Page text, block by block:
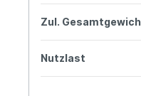
Zul.
Nutzlast